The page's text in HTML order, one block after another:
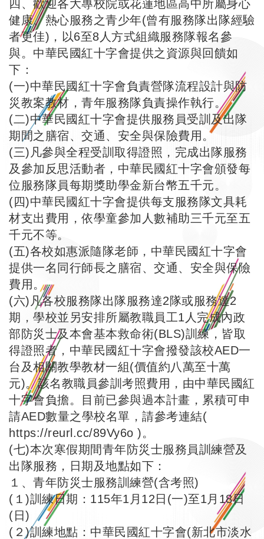
四、歡迎各大專校院或花蓮地區高中所屬身心
健康、熱心服務之青少年(曾有服務隊出隊經驗
者更佳)，以6至8人方式組織服務隊報名參
與。中華民國紅十字會提供之資源與回饋如
下：
(一)中華民國紅十字會負責營隊流程設計與防
災教案教材，青年服務隊負責操作執行。
(二)中華民國紅十字會提供服務員受訓及出隊
期間之膳宿、交通、安全與保險費用。
(三)凡參與全程受訓取得證照，完成出隊服務
及參加反思活動者，中華民國紅十字會頒發每
位服務隊員每期獎助學金新台幣五千元。
(四)中華民國紅十字會提供每支服務隊文具耗
材支出費用，依學童參加人數補助三千元至五
千元不等。
(五)各校如惠派隨隊老師，中華民國紅十字會
提供一名同行師長之膳宿、交通、安全與保險
費用。
(六)凡各校服務隊出隊服務達2隊或服務達2
期，學校並另安排所屬教職員工1人完成內政
部防災士及本會基本救命術(BLS)訓練，皆取
得證照者，中華民國紅十字會撥發該校AED一
台及相關教學教材一組(價值約八萬至十萬
元)。該名教職員參訓考照費用，由中華民國紅
十字會負擔。目前已參與過本計畫，累積可申
請AED數量之學校名單，請參考連結(
https://reurl.cc/89Vy6o )。
(七)本次寒假期間青年防災士服務員訓練營及
出隊服務，日期及地點如下：
１、青年防災士服務訓練營(含考照)
(１)訓練日期：115年1月12日(一)至1月18日
(日)
(２)訓練地點：中華民國紅十字會(新北市淡水